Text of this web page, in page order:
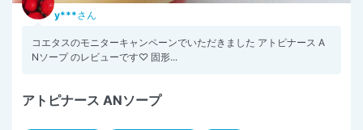
y***さん
コエタスのモニターキャンペーンでいただきました アトピナース A
Nソープ のレビューです♡ 固形...
アトピナース ANソープ